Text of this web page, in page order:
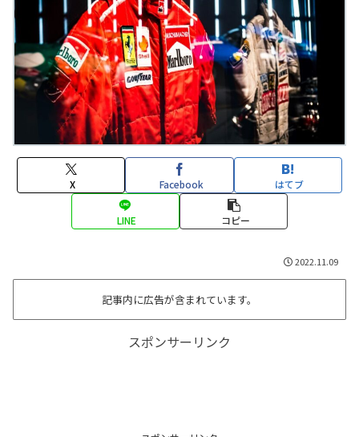
X Facebook はてブ
LINE コピー
2022.11.09
記事内に広告が含まれています。
スポンサーリンク